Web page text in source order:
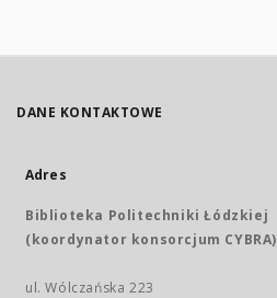
DANE KONTAKTOWE
Adres
Biblioteka Politechniki Łódzkiej
(koordynator konsorcjum CYBRA)
ul. Wólczańska 223